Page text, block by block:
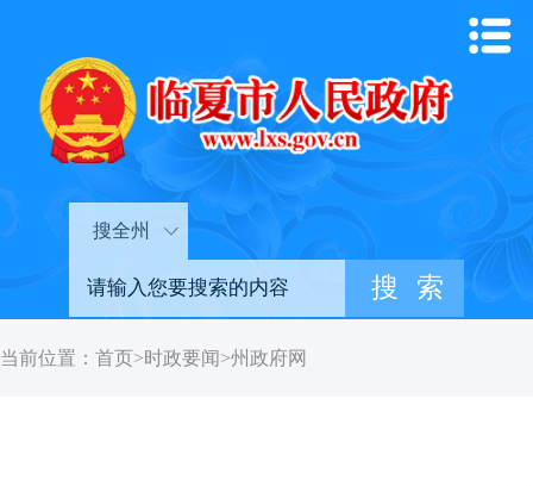
搜全州
当前位置： 首页>时政要闻 >州政府网